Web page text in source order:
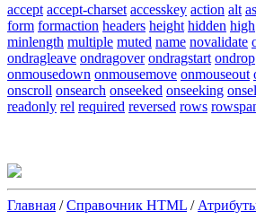
accept accept-charset accesskey action alt
form formaction headers height hidden high
minlength multiple muted name novalidate
ondragleave ondragover ondragstart ondrop
onmousedown onmousemove onmouseout
onscroll onsearch onseeked onseeking
readonly rel required reversed rows
Главная / Справочник HTML /